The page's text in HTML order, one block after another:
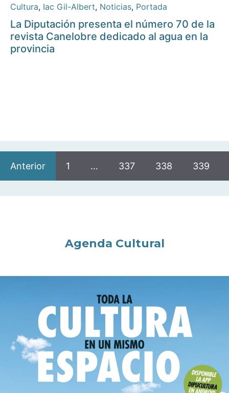
Cultura, Iac Gil-Albert, Noticias, Portada
La Diputación presenta el número 70 de la
revista Canelobre dedicado al agua en la
provincia
Anterior 1 … 337 338 339
Agenda Cultural